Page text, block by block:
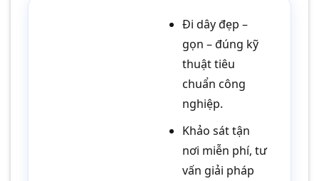
Đi dây đẹp –
gọn – đúng kỹ
thuật tiêu
chuẩn công
nghiệp.
Khảo sát tận
nơi miễn phí, tư
vấn giải pháp